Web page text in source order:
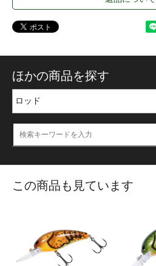
ほかの商品を探す
この商品も見ています